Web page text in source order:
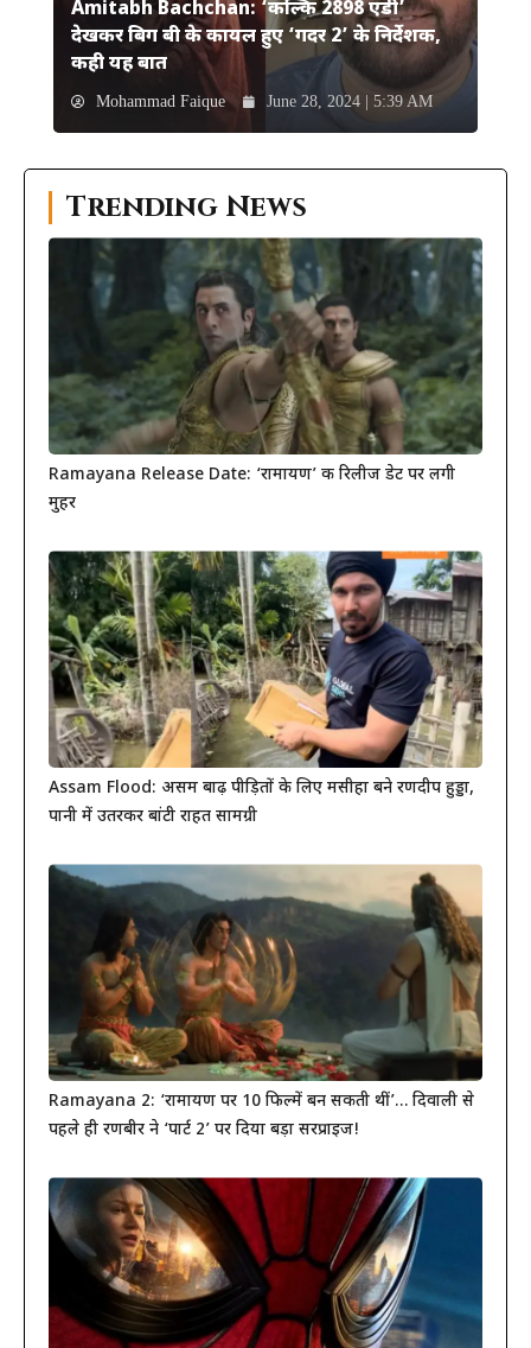
Amitabh Bachchan: ‘कल्कि 2898 एडी’
देखकर बिग बी के कायल हुए ‘गदर 2’ के निर्देशक,
कही यह बात
Mohammad Faique June 28, 2024 | 5:39 AM
Trending News
Ramayana Release Date: ‘रामायण’ की रिलीज डेट पर लगी
मुहर
Assam Flood: असम बाढ़ पीड़ितों के लिए मसीहा बने रणदीप हुड्डा,
पानी में उतरकर बांटी राहत सामग्री
Ramayana 2: ‘रामायण पर 10 फिल्में बन सकती थीं’… दिवाली से
पहले ही रणबीर ने ‘पार्ट 2’ पर दिया बड़ा सरप्राइज!